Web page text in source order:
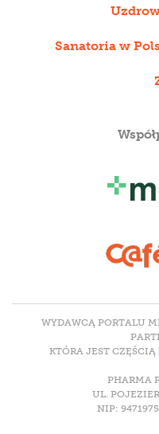
Sanatoria w
WYDAWCĄ PORTALU
KTÓRA JEST CZĘŚCIĄ
PHARMA
UL.
NIP: